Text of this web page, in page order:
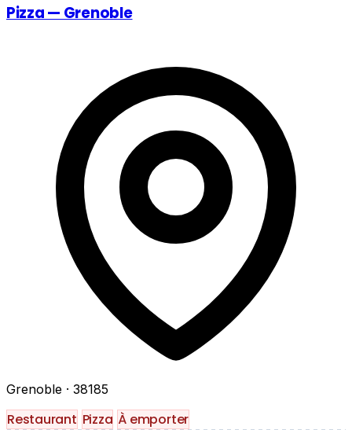
Pizza — Grenoble
Grenoble · 38185
Restaurant Pizza À emporter